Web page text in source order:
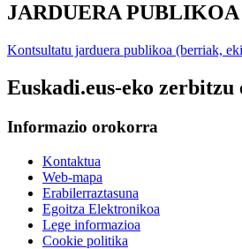
JARDUERA PUBLIKOA
Kontsultatu jarduera publikoa (berriak,
Euskadi.eus-eko
Informazio orokorra
Kontaktua
Web-mapa
Erabilerraztasuna
Egoitza Elektronikoa
Lege informazioa
Cookie politika